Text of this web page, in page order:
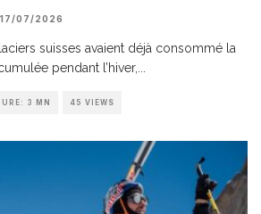
17/07/2026
suisses avaient déjà consommé la
pendant l’hiver,
3 MN 45 VIEWS